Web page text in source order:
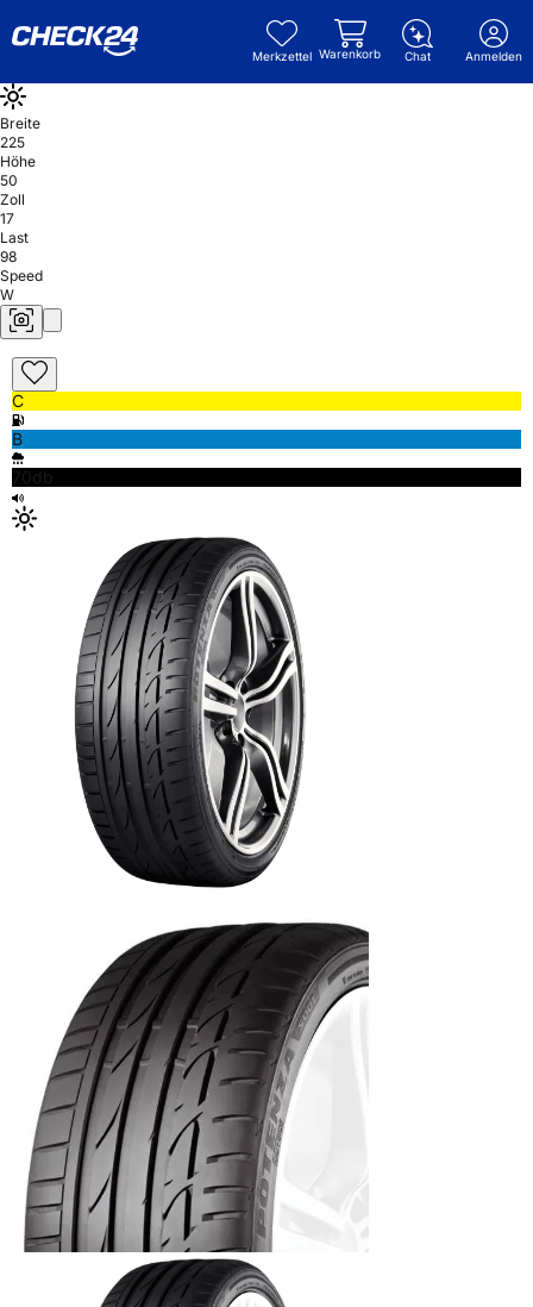
Merkzettel Warenkorb Chat Anmelden
Breite
225
Höhe
50
Zoll
17
Last
98
Speed
W
C
B
70db